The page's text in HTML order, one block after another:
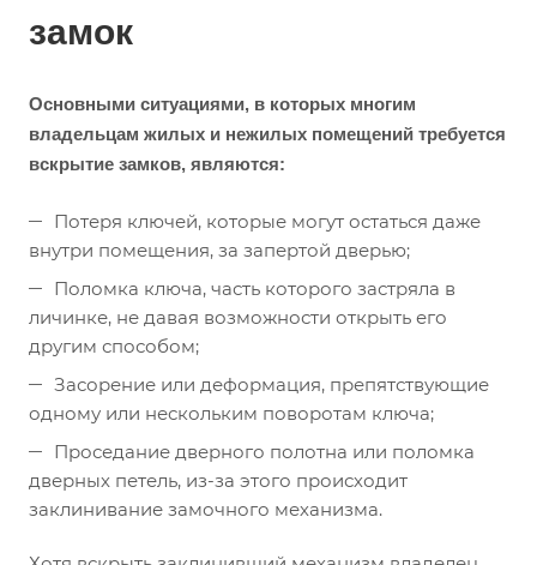
замок
Основными ситуациями, в которых многим
владельцам жилых и нежилых помещений требуется
вскрытие замков, являются:
Потеря ключей, которые могут остаться даже
внутри помещения, за запертой дверью;
Поломка ключа, часть которого застряла в
личинке, не давая возможности открыть его
другим способом;
Засорение или деформация, препятствующие
одному или нескольким поворотам ключа;
Проседание дверного полотна или поломка
дверных петель, из-за этого происходит
заклинивание замочного механизма.